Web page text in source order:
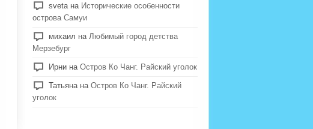
sveta на Исторические особенности
острова Самуи
михаил на Любимый город детства
Мерзебург
Ирни на Остров Ко Чанг. Райский уголок
Татьяна на Остров Ко Чанг. Райский
уголок